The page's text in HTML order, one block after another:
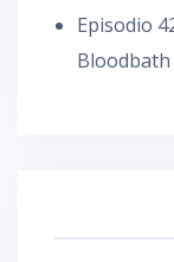
Episodio
Bloodbath